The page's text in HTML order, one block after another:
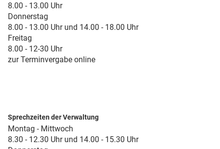
8.00 - 13.00 Uhr
Donnerstag
8.00 - 13.00 Uhr und 14.00 - 18.00 Uhr
Freitag
8.00 - 12-30 Uhr
zur Terminvergabe online
Sprechzeiten der Verwaltung
Montag - Mittwoch
8.30 - 12.30 Uhr und 14.00 - 15.30 Uhr